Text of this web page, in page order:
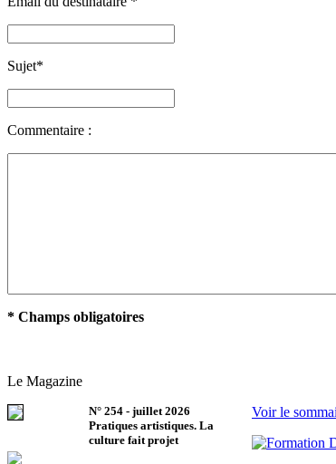
Sujet*
Commentaire :
* Champs obligatoires
Le Magazine
N° 254 - juillet 2026
Pratiques artistiques. La
culture fait projet
Voir le